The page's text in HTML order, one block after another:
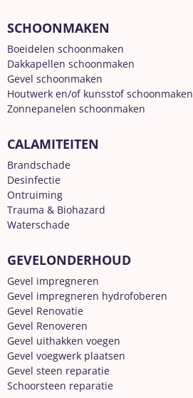
SCHOONMAKEN
Boeidelen schoonmaken
Dakkapellen schoonmaken
Gevel schoonmaken
Houtwerk en/of kunsstof schoonmaken
Zonnepanelen schoonmaken
CALAMITEITEN
Brandschade
Desinfectie
Ontruiming
Trauma & Biohazard
Waterschade
GEVELONDERHOUD
Gevel impregneren
Gevel impregneren hydrofoberen
Gevel Renovatie
Gevel Renoveren
Gevel uithakken voegen
Gevel voegwerk plaatsen
Gevel steen reparatie
Schoorsteen reparatie